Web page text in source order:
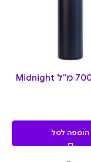
כוס שייק 700 מ״ל Midnight
הוספה לסל